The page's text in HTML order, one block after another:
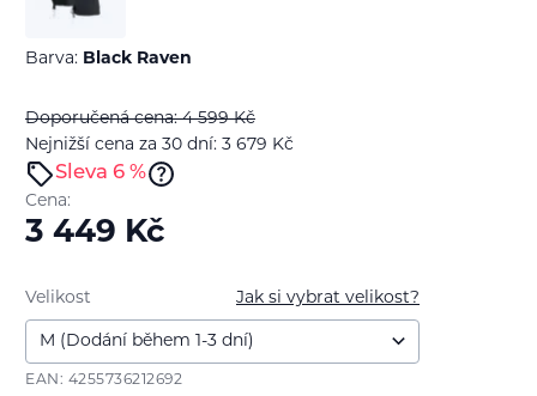
Barva: Black Raven
Doporučená cena: 4 599Kč
Nejnižší cena za 30 dní: 3 679 Kč
Sleva 6 %
Cena:
3 449 Kč
Jak si vybrat velikost?
Velikost
EAN: 4255736212692